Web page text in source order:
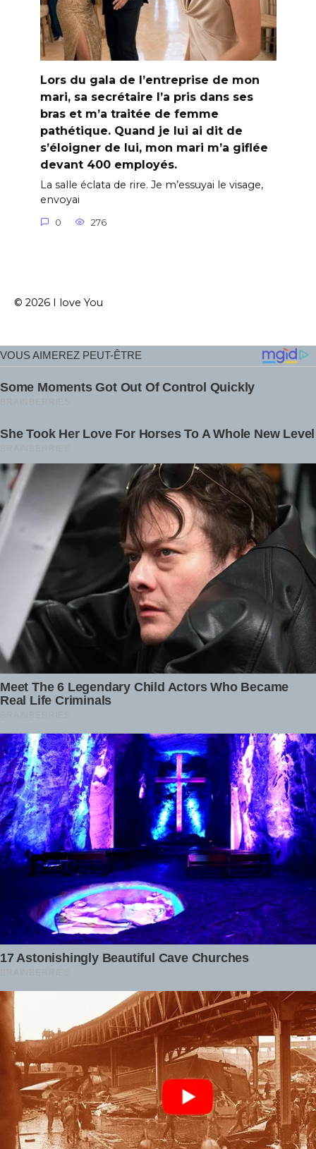
Lors du gala de l’entreprise de mon
mari, sa secrétaire l’a pris dans ses
bras et m’a traitée de femme
pathétique. Quand je lui ai dit de
s’éloigner de lui, mon mari m’a giflée
devant 400 employés.
La salle éclata de rire. Je m’essuyai le visage,
envoyai
0 276
© 2026 I love You